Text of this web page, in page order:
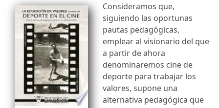
Consideramos que,
siguiendo las oportunas
pautas pedagógicas,
emplear al visionario del que
a partir de ahora
denominaremos cine de
deporte para trabajar los
valores, supone una
alternativa pedagógica que